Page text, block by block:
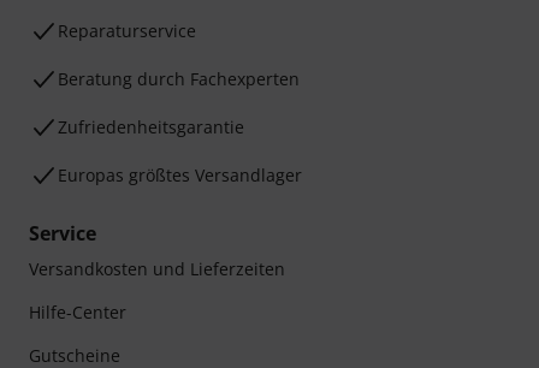
Reparaturservice
Beratung durch Fachexperten
Zufriedenheitsgarantie
Europas größtes Versandlager
Service
Versandkosten und Lieferzeiten
Hilfe-Center
Gutscheine